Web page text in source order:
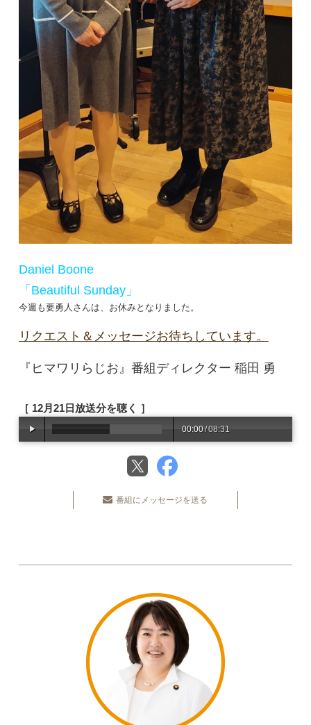
Daniel Boone
「Beautiful Sunday」
今週も要勇人さんは、お休みとなりました。
リクエスト＆メッセージお待ちしています。
『ヒマワリらじお』番組ディレクター 稲田 勇
［ 12月21日放送分を聴く ］
00:00/08:31
番組にメッセージを送る